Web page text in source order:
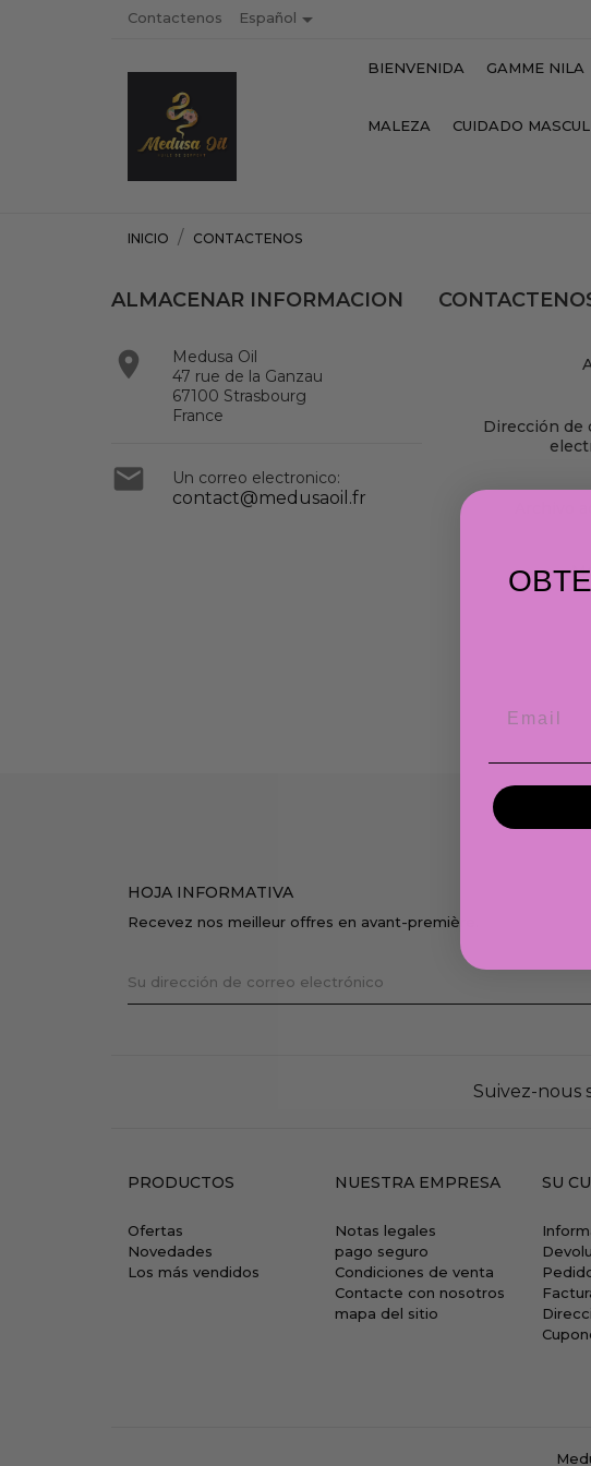
Contactenos Español
BIENVENIDA GAMME NILA
MALEZA CUIDADO
INICIO CONTACTENOS
ALMACENAR INFORMACION

Medusa Oil
47 rue de la Ganzau
67100 Strasbourg
France
 Un correo electronico:
contact@medusaoil.fr
Dirección de
HOJA INFORMATIVA
Recevez nos meilleur offres en avant-première.
Suivez-nous
PRODUCTOS
Ofertas
Novedades
Los más vendidos
NUESTRA EMPRESA
Notas legales
pago seguro
Condiciones de venta
Contacte con nosotros
mapa del sitio
SU